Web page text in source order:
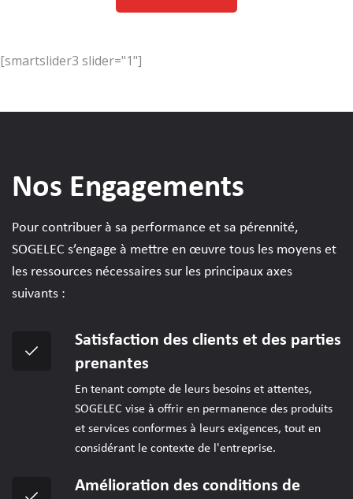
[smartslider3 slider="1"]
Nos Engagements
Pour contribuer à sa performance et sa pérennité,
SOGELEC s’engage à mettre en œuvre tous les moyens et
les ressources nécessaires sur les principaux axes
suivants :
Satisfaction des clients et des parties
prenantes
En tenant compte de leurs besoins et attentes,
SOGELEC vise à offrir en permanence des produits
et services conformes à leurs exigences, tout en
considérant le contexte de l'entreprise.
Amélioration des conditions de